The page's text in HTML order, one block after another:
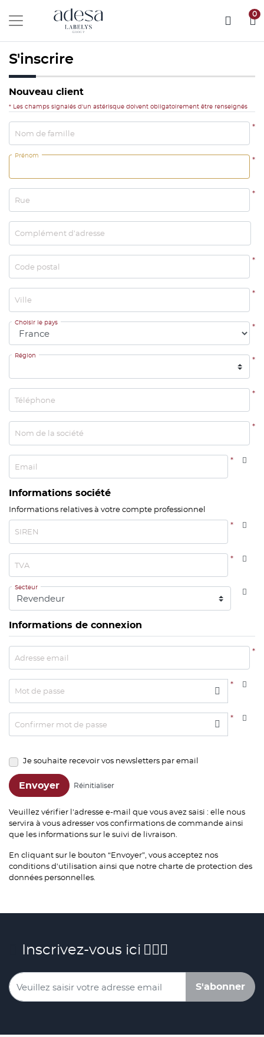
0
S'inscrire
Nouveau client
* Les champs signalés d'un astérisque doivent obligatoirement être renseignés
*
Nom de famille
*
Prénom
*
Rue
Complément d’adresse
*
Code postal
*
Ville
*
Choisir le pays
*
Région
*
Téléphone
*
Nom de la société
*
Email
Informations société
Informations relatives à votre compte professionnel
*
SIREN
*
TVA
Secteur
Informations de connexion
*
Adresse email
*
Mot de passe
*
Confirmer mot de passe
Je souhaite recevoir vos newsletters par email
Envoyer Réinitialiser
Veuillez vérifier l'adresse e-mail que vous avez saisi : elle nous
servira à vous adresser vos confirmations de commande ainsi
que les informations sur le suivi de livraison.
En cliquant sur le bouton “Envoyer”, vous acceptez nos
conditions d'utilisation ainsi que notre charte de protection des
données personnelles.
Inscrivez-vous ici
S'abonner